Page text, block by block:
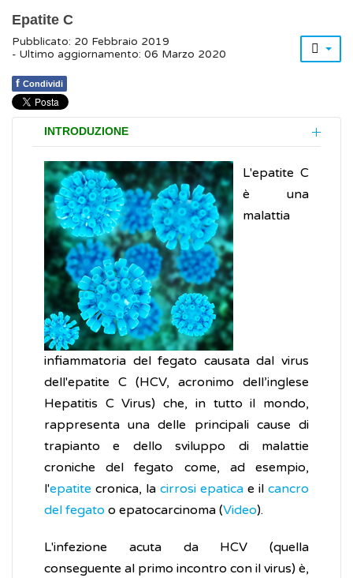
Epatite C
Pubblicato: 20 Febbraio 2019
- Ultimo aggiornamento: 06 Marzo 2020
f Condividi
INTRODUZIONE
L'epatite C
è una
malattia
infiammatoria del fegato causata dal virus
dell'epatite C (HCV, acronimo dell’inglese
Hepatitis C Virus) che, in tutto il mondo,
rappresenta una delle principali cause di
trapianto e dello sviluppo di malattie
croniche del fegato come, ad esempio,
l'epatite cronica, la cirrosi epatica e il cancro
del fegato o epatocarcinoma (Video).
L'infezione acuta da HCV (quella
conseguente al primo incontro con il virus) è,